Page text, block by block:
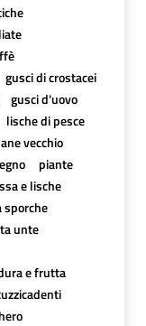
gusci di crostacei
gusci d'uovo
lische di pesce
vecchio
piante
e lische
sporche
unte
e frutta